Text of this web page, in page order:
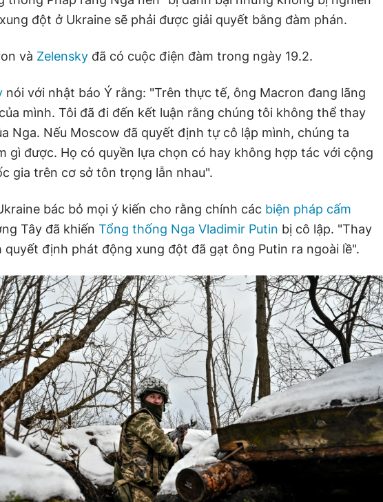
đột ở Ukraine sẽ phải được giải quyết bằng đàm phán.
và Zelensky đã có cuộc điện đàm trong ngày 19.2.
nói với nhật báo Ý rằng: "Trên thực tế, ông Macron đang lãng
mình. Tôi đã đi đến kết luận rằng chúng tôi không thể thay
Nga. Nếu Moscow đã quyết định tự cô lập mình, chúng ta
gì được. Họ có quyền lựa chọn có hay không hợp tác với cộng
gia trên cơ sở tôn trọng lẫn nhau".
bác bỏ mọi ý kiến cho rằng chính các biện pháp cấm
Tây đã khiến Tổng thống Nga Vladimir Putin bị cô lập. "Thay
quyết định phát động xung đột đã gạt ông Putin ra ngoài lề".